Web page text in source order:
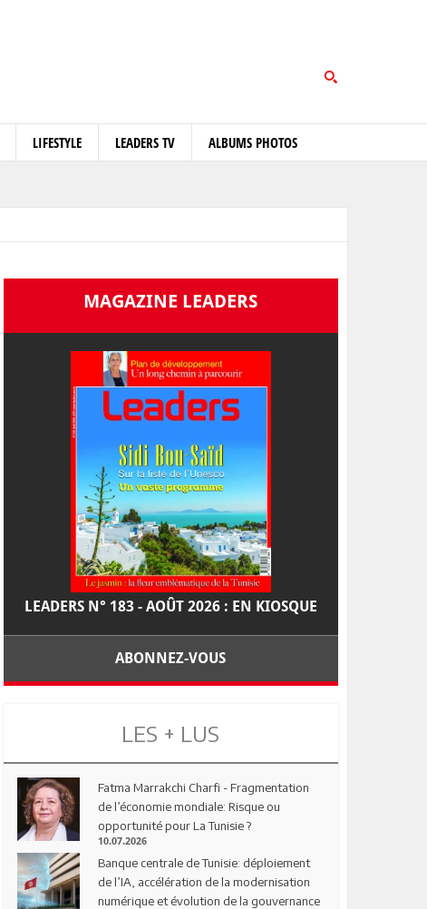
LIFESTYLE LEADERS TV ALBUMS PHOTOS
MAGAZINE LEADERS
LEADERS N° 183 - AOÛT 2026 : EN KIOSQUE
ABONNEZ-VOUS
LES + LUS
Fatma Marrakchi Charfi - Fragmentation
de l’économie mondiale: Risque ou
opportunité pour La Tunisie ?
10.07.2026
Banque centrale de Tunisie: déploiement
de l’IA, accélération de la modernisation
numérique et évolution de la gouvernance